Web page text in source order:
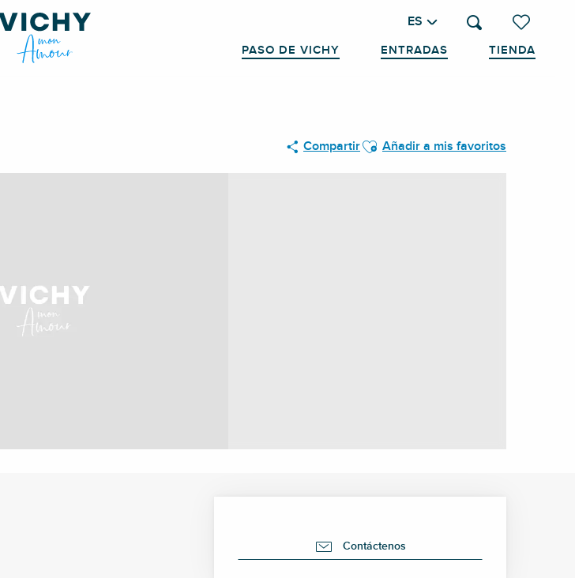
Voir les
Buscar
ES
PASO DE VICHY ENTRADAS TIENDA
CompartirAjouter aux favoris
Añadir a mis favoritos
Contáctenos